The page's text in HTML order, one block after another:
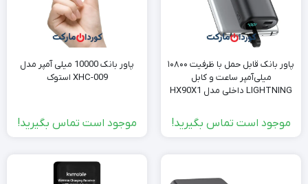
پاور بانک قابل حمل با ظرفیت ۱۰۸۰۰
میلی‌آمپر ساعت و کابل
LIGHTNING داخلی مدل HX90X1
موجود است تماس بگیرید!
پاور بانک 10000 میلی آمپر مدل
XHC-009 استوک
موجود است تماس بگیرید!